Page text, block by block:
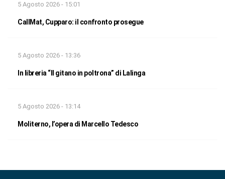
5 Agosto 2026 - 15:01
CallMat, Cupparo: il confronto prosegue
5 Agosto 2026 - 13:36
In libreria “Il gitano in poltrona” di Lalinga
5 Agosto 2026 - 13:14
Moliterno, l’opera di Marcello Tedesco